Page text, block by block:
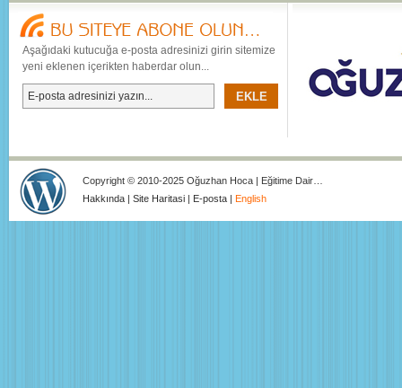
Aşağıdaki kutucuğa e-posta adresinizi girin sitemize
yeni eklenen içerikten haberdar olun...
Copyright © 2010-2025 Oğuzhan Hoca | Eğitime Dair…
Hakkında | Site Haritasi | E-posta | English